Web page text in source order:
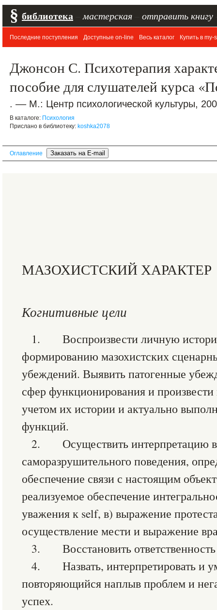
§ библиотека мастерская отправить книгу
Последние поступления Доступные on-line Весь каталог Купить в my-
Джонсон С. Психотерапия
пособие для слушателей курса
. –– М.: Центр психологической культуры,
В каталоге: Психология
Прислано в библиотеку: koshka2078
Оглавление
МАЗОХИСТСКИЙ ХАРАКТЕР
Когнитивные цели
1. Воспроизвести личную
формированию мазохистских
убеждений. Выявить патогенные
сфер функционирования и
учетом их истории и актуально
функций.
2. Осуществить интерпретацию
саморазрушительного поведения,
обеспечение связи с настоящим
реализуемое обеспечение
уважения к self, в) выражение
осуществление мести и выражение
3. Восстановить ответственность
4. Назвать, интерпретировать и
повторяющийся наплыв проблем и
успех.